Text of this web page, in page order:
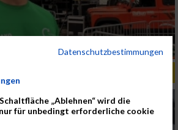
Datenschutzbestimmungen
„Ablehnen“ wird die
für unbedingt erforderliche cookie